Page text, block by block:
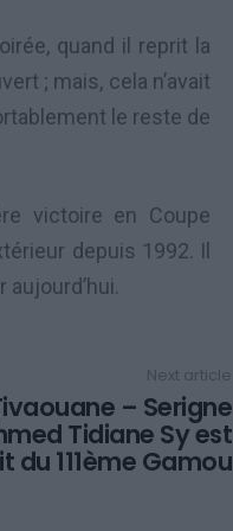
quand il reprit la
; mais, cela n’avait
le reste de
victoire en Coupe
depuis 1992. Il
Next article
– Serigne
Tidiane Sy est
du 111ème Gamou